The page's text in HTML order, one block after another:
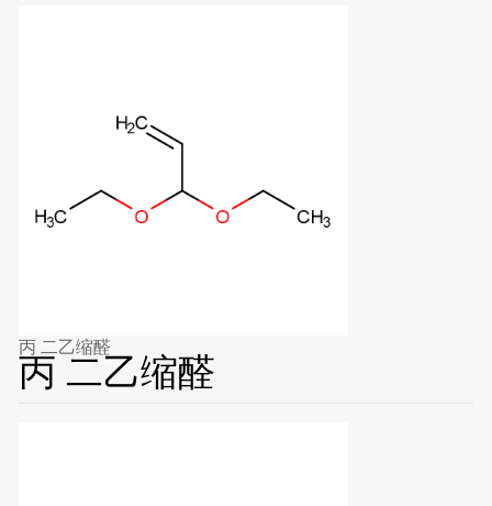
丙 二乙缩醛
丙 二乙缩醛